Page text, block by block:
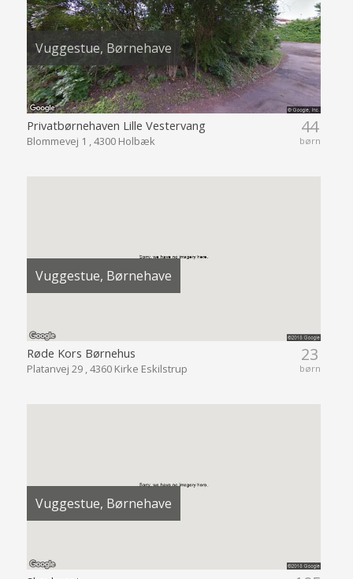
Vuggestue, Børnehave
44
børn
Privatbørnehaven Lille Vestervang
Blommevej 1 , 4300 Holbæk
Vuggestue, Børnehave
23
børn
Røde Kors Børnehus
Platanvej 29 , 4360 Kirke Eskilstrup
Vuggestue, Børnehave